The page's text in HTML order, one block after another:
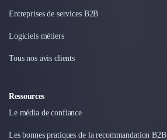
Entreprises de services B2B
Logiciels métiers
Tous nos avis clients
Ressources
Le média de confiance
Les bonnes pratiques de la recommandation B2B